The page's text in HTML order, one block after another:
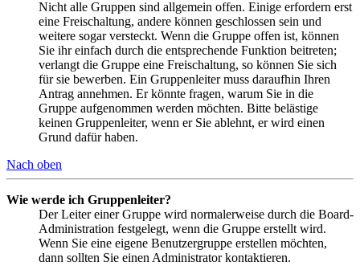
Nicht alle Gruppen sind allgemein offen. Einige erfordern erst
eine Freischaltung, andere können geschlossen sein und
weitere sogar versteckt. Wenn die Gruppe offen ist, können
Sie ihr einfach durch die entsprechende Funktion beitreten;
verlangt die Gruppe eine Freischaltung, so können Sie sich
für sie bewerben. Ein Gruppenleiter muss daraufhin Ihren
Antrag annehmen. Er könnte fragen, warum Sie in die
Gruppe aufgenommen werden möchten. Bitte belästige
keinen Gruppenleiter, wenn er Sie ablehnt, er wird einen
Grund dafür haben.
Nach oben
Wie werde ich Gruppenleiter?
Der Leiter einer Gruppe wird normalerweise durch die Board-
Administration festgelegt, wenn die Gruppe erstellt wird.
Wenn Sie eine eigene Benutzergruppe erstellen möchten,
dann sollten Sie einen Administrator kontaktieren.